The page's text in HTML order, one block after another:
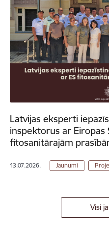
Latvijas eksperti
inspektorus ar Eiropas
fitosanitārajām
13.07.2026. Jaunumi
Visi